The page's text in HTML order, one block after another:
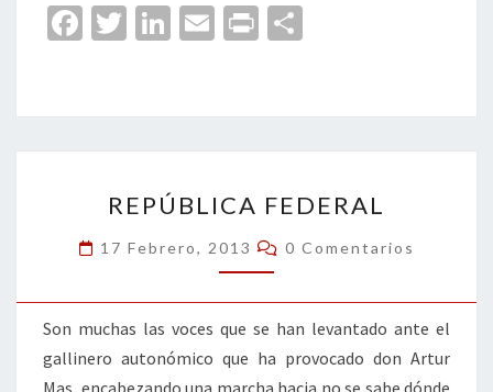
Fa
o
o
T
er
Li
dI
n
E
l
Pr
p
ar
tir
FEDERAL
REPÚBLICA FEDERAL
17 Febrero, 2013 Comentarios
0 Comentarios
Son muchas las voces que se han levantado ante el
gallinero autonómico que ha provocado don Artur
Mas, encabezando una marcha hacia no se sabe dónde